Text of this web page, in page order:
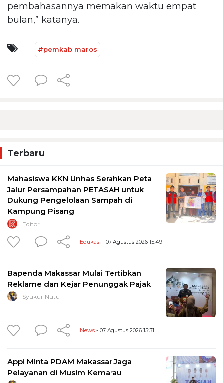
pembahasannya memakan waktu empat
bulan,” katanya.
#pemkab maros
Terbaru
Mahasiswa KKN Unhas Serahkan Peta
Jalur Persampahan PETASAH untuk
Dukung Pengelolaan Sampah di
Kampung Pisang
Editor
Edukasi - 07 Agustus 2026 15:49
Bapenda Makassar Mulai Tertibkan
Reklame dan Kejar Penunggak Pajak
Syukur Nutu
News - 07 Agustus 2026 15:31
Appi Minta PDAM Makassar Jaga
Pelayanan di Musim Kemarau